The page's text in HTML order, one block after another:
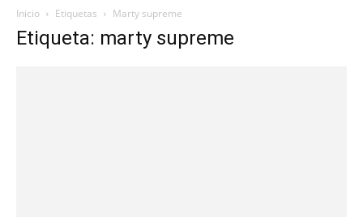
Inicio Etiquetas Marty supreme
Etiqueta: marty supreme